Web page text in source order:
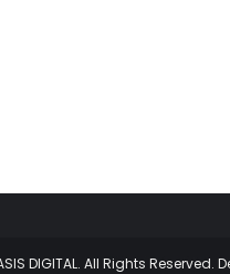
DIGITAL. All Rights Reserved.